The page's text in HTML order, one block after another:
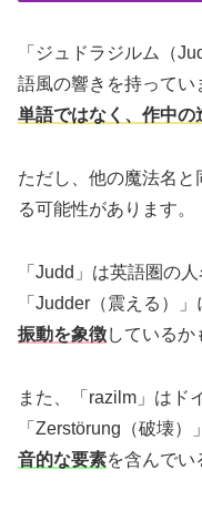
「ジュドラジルム（
語風の響きを持ってい
単語ではなく、作中の
ただし、他の魔法名
る可能性があります。
「Judd」は英語圏の
「Judder（震える）
振動を象徴しているか
また、「razilm」はド
「Zerstörung（破壊）
音的な要素を含んでい